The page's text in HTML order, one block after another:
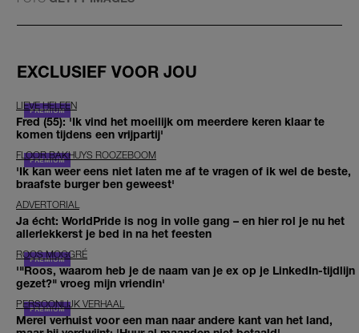
EXCLUSIEF VOOR JOU
LIEVE HELEEN
Fred (55): 'Ik vind het moeilijk om meerdere keren klaar te
komen tijdens een vrijpartij'
FLOOR BAKHUYS ROOZEBOOM
'Ik kan weer eens niet laten me af te vragen of ik wel de beste,
braafste burger ben geweest'
ADVERTORIAL
Ja écht: WorldPride is nog in volle gang – en hier rol je nu het
allerlekkerst je bed in na het feesten
ROOS MOGGRÉ
'"Roos, waarom heb je de naam van je ex op je LinkedIn-tijdlijn
gezet?" vroeg mijn vriendin'
PERSOONLIJK VERHAAL
Merel verhuist voor een man naar andere kant van het land,